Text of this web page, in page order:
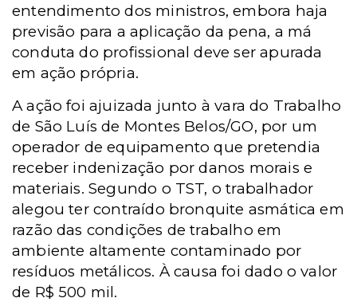
entendimento dos ministros, embora haja
previsão para a aplicação da pena, a má
conduta do profissional deve ser apurada
em ação própria.
A ação foi ajuizada junto à vara do Trabalho
de São Luís de Montes Belos/GO, por um
operador de equipamento que pretendia
receber indenização por danos morais e
materiais. Segundo o TST, o trabalhador
alegou ter contraído bronquite asmática em
razão das condições de trabalho em
ambiente altamente contaminado por
resíduos metálicos. À causa foi dado o valor
de R$ 500 mil.